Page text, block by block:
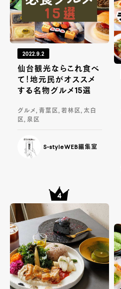
2022.9.2
仙台観光ならこれ食べ
て！地元民がオススメ
する名物グルメ15選
グルメ, 青葉区, 若林区, 太白
区, 泉区
S-styleWEB編集室